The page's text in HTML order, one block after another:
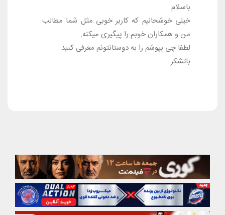
باسلام
خیلی خوشحالیم که کاربر خوبی مثل شما مطالب
من و همکاران خوبم را پیگیری میکنه.
لطفا چی بپوشم را به دوستانتونم معرفی کنید.
باتشکر